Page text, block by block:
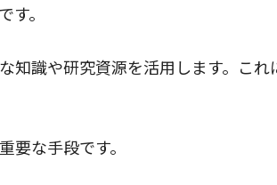
。
知識や研究資源を活用します。こ
な手段です。